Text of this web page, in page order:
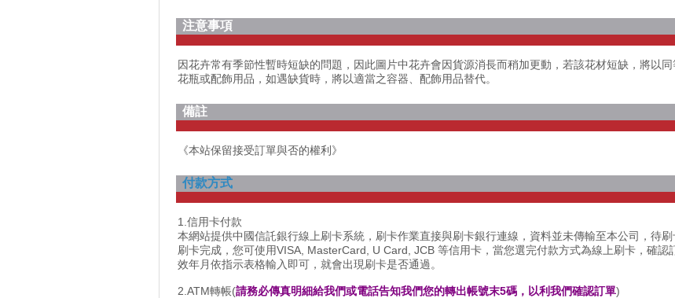
注意事項
因花卉常有季節性暫時短缺的問題，因此圖片中花卉會因貨源消長而稍加更動，若該花材短缺，將以
花瓶或配飾用品，如遇缺貨時，將以適當之容器、配飾用品替代。
備註
《本站保留接受訂單與否的權利》
付款方式
1.信用卡付款
本網站提供中國信託銀行線上刷卡系統，刷卡作業直接與刷卡銀行連線，資料並未傳輸至本公司，待
刷卡完成，您可使用VISA, MasterCard, U Card, JCB 等信用卡，當您選完付款方式為線上刷卡，確
效年月依指示表格輸入即可，就會出現刷卡是否通過。
2.ATM轉帳(請務必傳真明細給我們或電話告知我們您的轉出帳號末5碼，以利我們確認訂單)